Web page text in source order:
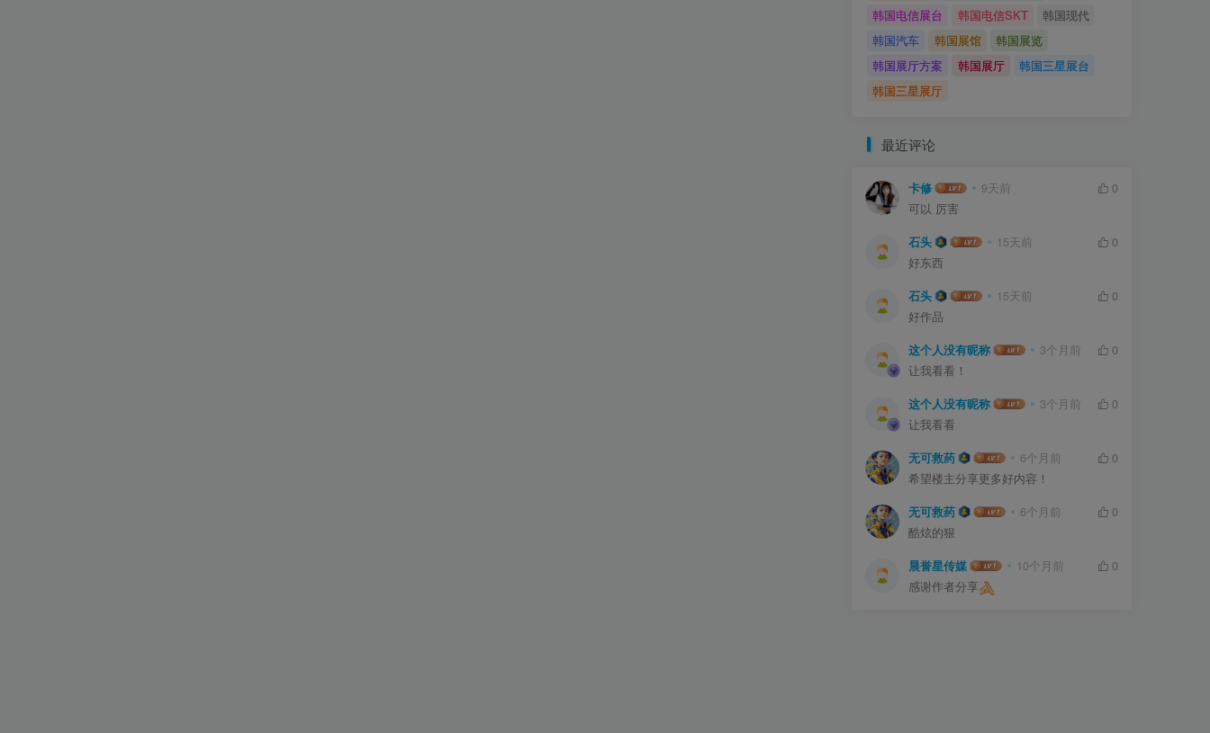
韩国电信展台
韩国电信SKT
韩国现代
韩国汽车
韩国展馆
韩国展览
韩国展厅方案
韩国展厅
韩国三星展台
韩国三星展厅
最近评论
卡修 9天前
0
可以 厉害
石头 15天前
0
好东西
石头 15天前
0
好作品
这个人没有昵称 3个月前
0
让我看看！
这个人没有昵称 3个月前
0
让我看看
无可救药 6个月前
0
希望楼主分享更多好内容！
无可救药 6个月前
0
酷炫的狠
晨誉星传媒 10个月前
0
感谢作者分享